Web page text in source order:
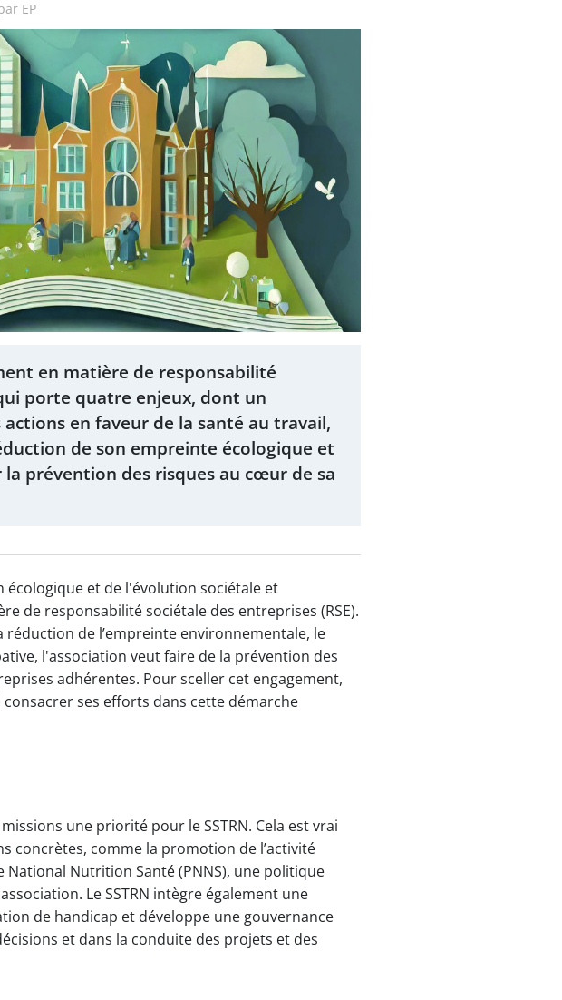
EP
en matière de responsabilité
porte quatre enjeux, dont un
actions en faveur de la santé au travail,
de son empreinte écologique et
prévention des risques au cœur de sa
écologique et de l'évolution sociétale et
de responsabilité sociétale des entreprises (RSE).
de l’empreinte environnementale, le
l'association veut faire de la prévention des
adhérentes. Pour sceller cet engagement,
ses efforts dans cette démarche
une priorité pour le SSTRN. Cela est vrai
concrètes, comme la promotion de l’activité
Nutrition Santé (PNNS), une politique
Le SSTRN intègre également une
de handicap et développe une gouvernance
et dans la conduite des projets et des